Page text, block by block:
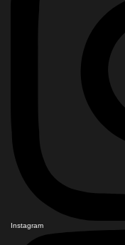
Instagram